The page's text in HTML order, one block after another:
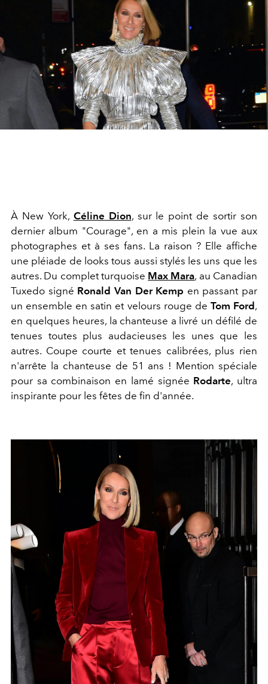
À New York, Céline Dion, sur le point de sortir son
dernier album "Courage", en a mis plein la vue aux
photographes et à ses fans. La raison ? Elle affiche
une pléiade de looks tous aussi stylés les uns que les
autres. Du complet turquoise Max Mara, au Canadian
Tuxedo signé Ronald Van Der Kemp en passant par
un ensemble en satin et velours rouge de Tom Ford,
en quelques heures, la chanteuse a livré un défilé de
tenues toutes plus audacieuses les unes que les
autres. Coupe courte et tenues calibrées, plus rien
n'arrête la chanteuse de 51 ans ! Mention spéciale
pour sa combinaison en lamé signée Rodarte, ultra
inspirante pour les fêtes de fin d'année.